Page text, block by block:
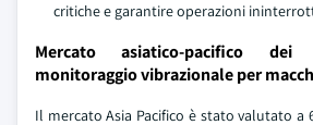
critiche e garantire operazioni
Mercato asiatico-pacifico
monitoraggio vibrazionale per
Il mercato Asia Pacifico è stato valutato